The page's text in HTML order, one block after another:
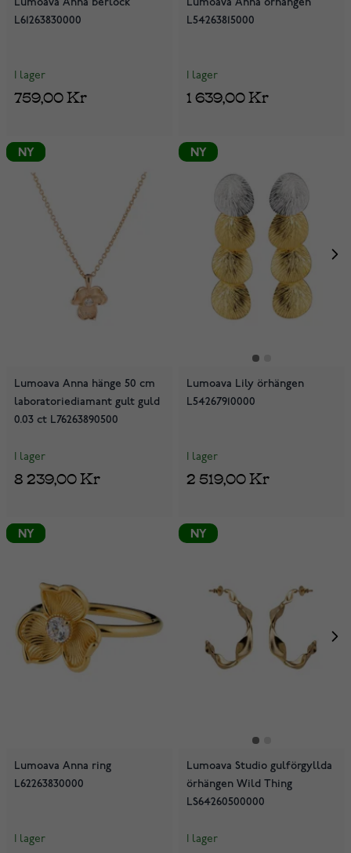
L61263830000
I lager
759,00 Kr
L54263815000
I lager
1 639,00 Kr
NY
NY
Lumoava Anna hänge 50 cm
laboratoriediamant gult guld
0.03 ct L76263890500
I lager
8 239,00 Kr
NY
Lumoava Lily örhängen
L54267910000
I lager
2 519,00 Kr
NY
NY
Lumoava Anna ring
L62263830000
I lager
NY
Lumoava Studio gulförgyllda
örhängen Wild Thing
LS64260500000
I lager